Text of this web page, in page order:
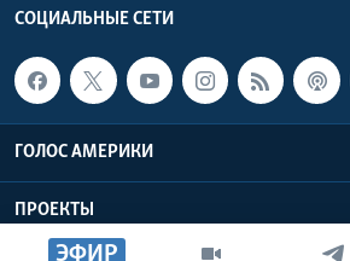
ЭФИР
СОЦИАЛЬНЫЕ СЕТИ
ГОЛОС АМЕРИКИ
ПРОЕКТЫ